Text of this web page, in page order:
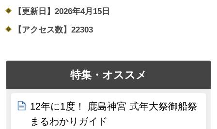
【更新日】 2026年4月15日
【アクセス数】 22303
特集・オススメ
12年に1度！ 鹿島神宮 式年大祭御船祭
まるわかりガイド